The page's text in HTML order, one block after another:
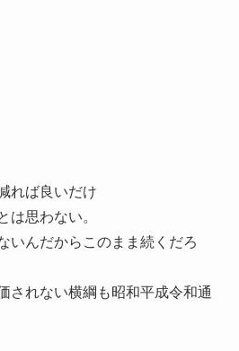
れば良いだけ
は思わない。
いんだからこのまま続くだろ
されない横綱も昭和平成令和通